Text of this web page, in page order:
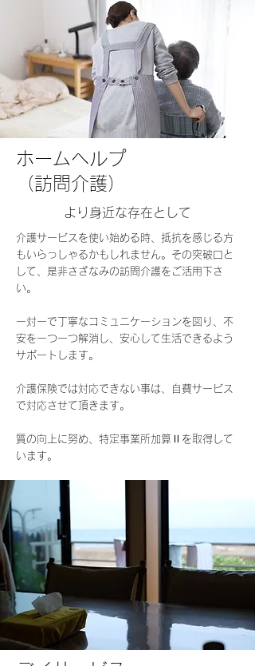
ホームヘルプ
（訪問介護）
より身近な存在として
介護サービスを使い始める時、抵抗を感じる方
もいらっしゃるかもしれません。その突破口と
して、是非さざなみの訪問介護をご活用下さ
い。
一対一で丁寧なコミュニケーションを図り、不
安を一つ一つ解消し、安心して生活できるよう
サポートします。
​介護保険では対応できない事は、自費サービス
で対応させて頂きます。
​​質の向上に努め、特定事業所加算Ⅱを取得して
います。